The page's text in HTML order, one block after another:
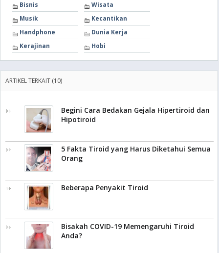
Bisnis
Wisata
Musik
Kecantikan
Handphone
Dunia Kerja
Kerajinan
Hobi
ARTIKEL TERKAIT (10)
Begini Cara Bedakan Gejala Hipertiroid dan
Hipotiroid
5 Fakta Tiroid yang Harus Diketahui Semua
Orang
Beberapa Penyakit Tiroid
Bisakah COVID-19 Memengaruhi Tiroid
Anda?